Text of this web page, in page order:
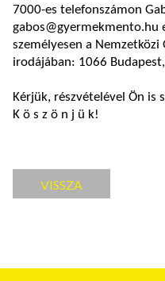
7000-es telefonszámon
gabos@gyermekmento.hu
személyesen a
irodájában: 1066
Kérjük, részvételével Ön is
K ö s z ö n j ü k!
VISSZA